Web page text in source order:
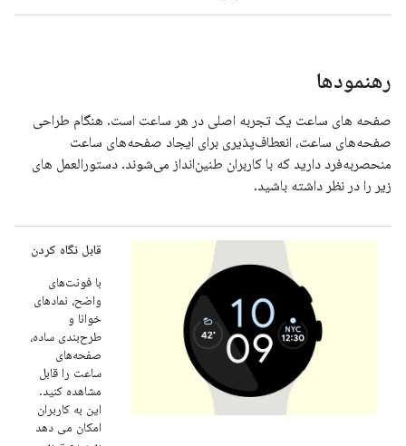
رهنمودها
صفحه های ساعت یک تجربه اصلی در هر ساعت است. هنگام طراحی
صفحه‌های ساعت، انعطاف‌پذیری برای ایجاد صفحه‌های ساعت
منحصربه‌فرد دارید که با کاربران طنین‌انداز می‌شوند. دستورالعمل های
زیر را در نظر داشته باشید.
قابل نگاه کردن
با فونت‌های
واضح، نمادهای
خوانا و
طرح‌بندی ساده،
صفحه‌های
ساعت را قابل
مشاهده کنید.
این به کاربران
امکان می دهد